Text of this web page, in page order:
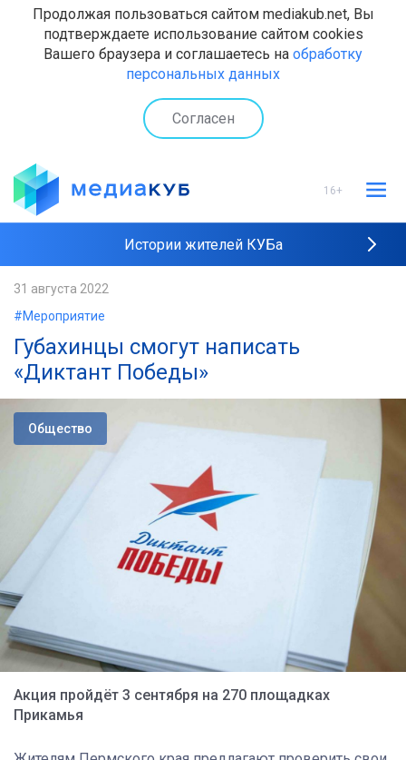
Продолжая пользоваться сайтом mediakub.net, Вы
подтверждаете использование сайтом cookies
Вашего браузера и соглашаетесь на обработку
персональных данных
Согласен
16+
Истории жителей КУБа
31 августа 2022
#Мероприятие
Губахинцы смогут написать
«Диктант Победы»
Общество
Акция пройдёт 3 сентября на 270 площадках
Прикамья